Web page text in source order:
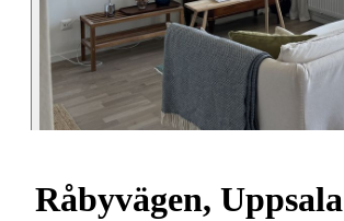
Råbyvägen, Uppsala